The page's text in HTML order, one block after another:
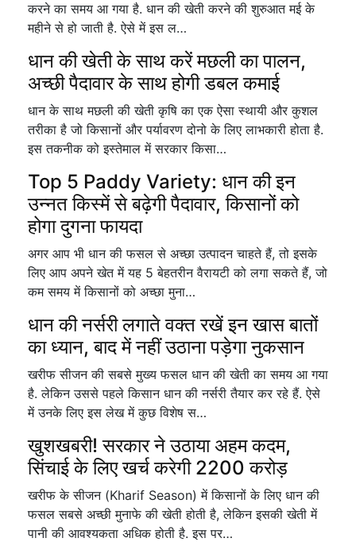
करने का समय आ गया है. धान की खेती करने की शुरुआत मई के
महीने से हो जाती है. ऐसे में इस ल…
धान की खेती के साथ करें मछली का पालन,
अच्छी पैदावार के साथ होगी डबल कमाई
धान के साथ मछली की खेती कृषि का एक ऐसा स्थायी और कुशल
तरीका है जो किसानों और पर्यावरण दोनो के लिए लाभकारी होता है.
इस तकनीक को इस्तेमाल में सरकार किसा…
Top 5 Paddy Variety: धान की इन
उन्नत किस्में से बढ़ेगी पैदावार, किसानों को
होगा दुगना फायदा
अगर आप भी धान की फसल से अच्छा उत्पादन चाहते हैं, तो इसके
लिए आप अपने खेत में यह 5 बेहतरीन वैरायटी को लगा सकते हैं, जो
कम समय में किसानों को अच्छा मुना…
धान की नर्सरी लगाते वक्त रखें इन खास बातों
का ध्यान, बाद में नहीं उठाना पड़ेगा नुकसान
खरीफ सीजन की सबसे मुख्य फसल धान की खेती का समय आ गया
है. लेकिन उससे पहले किसान धान की नर्सरी तैयार कर रहे हैं. ऐसे
में उनके लिए इस लेख में कुछ विशेष स…
खुशखबरी! सरकार ने उठाया अहम कदम,
सिंचाई के लिए खर्च करेगी 2200 करोड़
खरीफ के सीजन (Kharif Season) में किसानों के लिए धान की
फसल सबसे अच्छी मुनाफे की खेती होती है, लेकिन इसकी खेती में
पानी की आवश्यकता अधिक होती है. इस पर…